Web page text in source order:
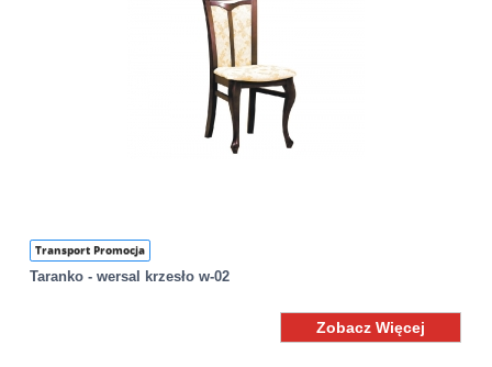
Transport Promocja
Taranko - wersal krzesło w-02
Zobacz Więcej